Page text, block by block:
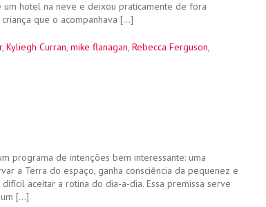
hotel na neve e deixou praticamente de fora
que o acompanhava […]
, Kyliegh Curran, mike flanagan, Rebecca Ferguson,
programa de intenções bem interessante: uma
a Terra do espaço, ganha consciência da pequenez e
aceitar a rotina do dia-a-dia. Essa premissa serve
[…]